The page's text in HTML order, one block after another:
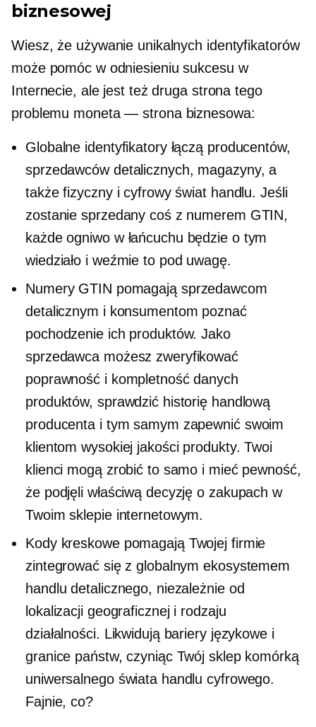
biznesowej
Wiesz, że używanie unikalnych identyfikatorów
może pomóc w odniesieniu sukcesu w
Internecie, ale jest też druga strona tego
problemu moneta — strona biznesowa:
Globalne identyfikatory łączą producentów,
sprzedawców detalicznych, magazyny, a
także fizyczny i cyfrowy świat handlu. Jeśli
zostanie sprzedany coś z numerem GTIN,
każde ogniwo w łańcuchu będzie o tym
wiedziało i weźmie to pod uwagę.
Numery GTIN pomagają sprzedawcom
detalicznym i konsumentom poznać
pochodzenie ich produktów. Jako
sprzedawca możesz zweryfikować
poprawność i kompletność danych
produktów, sprawdzić historię handlową
producenta i tym samym zapewnić swoim
klientomwysokiej jakościprodukty. Twoi
klienci mogą zrobić to samo i mieć pewność,
że podjęli właściwą decyzję o zakupach w
Twoim sklepie internetowym.
Kody kreskowe pomagają Twojej firmie
zintegrować się z globalnym ekosystemem
handlu detalicznego, niezależnie od
lokalizacji geograficznej i rodzaju
działalności. Likwidują bariery językowe i
granice państw, czyniąc Twój sklep komórką
uniwersalnego świata handlu cyfrowego.
Fajnie, co?